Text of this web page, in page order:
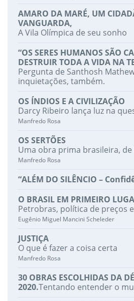
AMARO DA MARÉ, UM
VANGUARDA,
A Vila Olímpica de seu sonho
“OS SERES HUMANOS SÃO
DESTRUIR TODA A VIDA NA
Pergunta de Santhosh
inquietações, também.
OS ÍNDIOS E A CIVILIZAÇÃO
Darcy Ribeiro lança luz na
Manfredo Rosa
OS SERTÕES
Uma obra prima brasileira, de
Manfredo Rosa
“ALÉM DO SILÊNCIO –
O BRASIL EM PRIMEIRO
Petrobras, política de preços
Eugênio Miguel Mancini Scheleder
JUSTIÇA
O que é fazer a coisa certa
Manfredo Rosa
30 OBRAS ESCOLHIDAS DA
2020.Tentando entender o